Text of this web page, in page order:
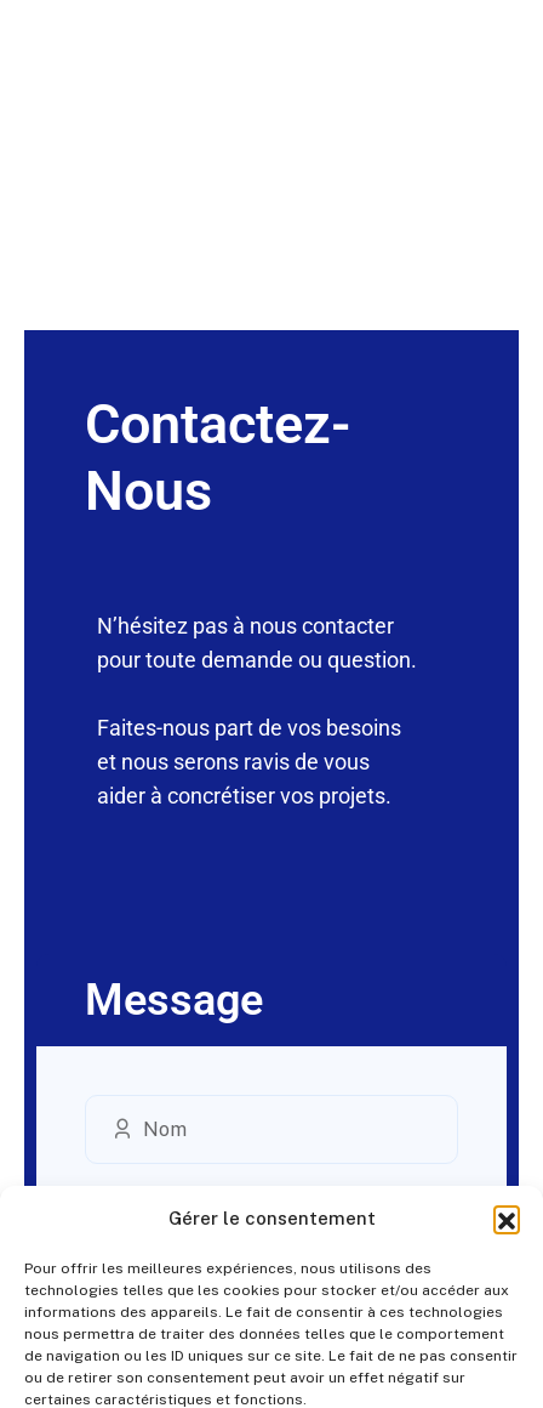
Gérer le consentement
Pour offrir les meilleures expériences, nous utilisons des
technologies telles que les cookies pour stocker et/ou accéder aux
informations des appareils. Le fait de consentir à ces technologies
nous permettra de traiter des données telles que le comportement
de navigation ou les ID uniques sur ce site. Le fait de ne pas consentir
ou de retirer son consentement peut avoir un effet négatif sur
certaines caractéristiques et fonctions.
Contactez-
Nous
N’hésitez pas à nous contacter
pour toute demande ou question.
Faites-nous part de vos besoins
et nous serons ravis de vous
aider à concrétiser vos projets.
Message